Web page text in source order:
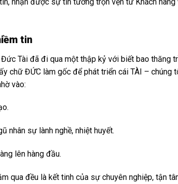
tin
Tài đã đi qua một thập kỷ với biết bao thăng
chữ ĐỨC làm gốc để phát triển cái TÀI – chúng
vào:
nhân sự lành nghề, nhiệt huyết.
lên hàng đầu.
qua đều là kết tinh của sự chuyên nghiệp, tận